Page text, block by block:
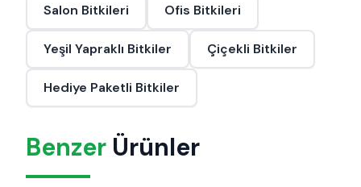
Salon Bitkileri Ofis Bitkileri
Yeşil Yapraklı Bitkiler Çiçekli Bitkiler
Hediye Paketli Bitkiler
Benzer Ürünler